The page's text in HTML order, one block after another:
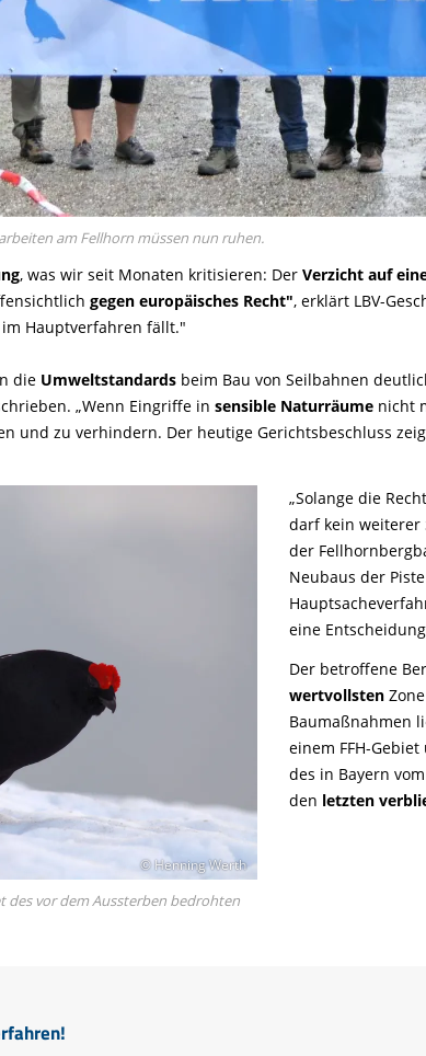
am Fellhorn müssen nun ruhen.
, was wir seit Monaten kritisieren: Der Verzicht auf
gegen europäisches Recht", erklärt LBV-
Hauptverfahren fällt."
die Umweltstandards beim Bau von Seilbahnen
„Wenn Eingriffe in sensible Naturräume nicht
und zu verhindern. Der heutige Gerichtsbeschluss
© Henning Werth
des vor dem Aussterben bedrohten
„Solange die
darf kein weiterer
der
Neubaus der
eine
Der betroffene
wertvollsten
Baumaßnahmen
einem FFH-
des in Bayern
den letzten